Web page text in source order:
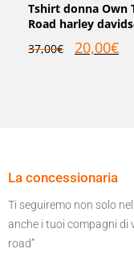
Tshirt donna Own
Road harley
37,00€ 20,00€
La concessionaria
Ti seguiremo non solo
anche i tuoi compagni di
road”